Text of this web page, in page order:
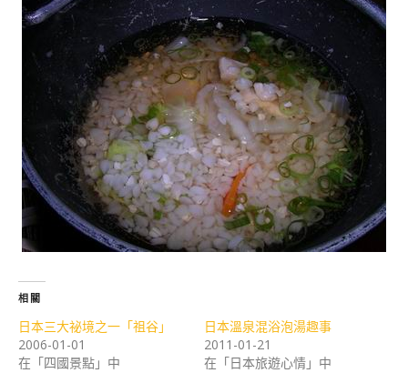
相關
日本三大祕境之一「祖谷」
2006-01-01
在「四國景點」中
日本溫泉混浴泡湯趣事
2011-01-21
在「日本旅遊心情」中